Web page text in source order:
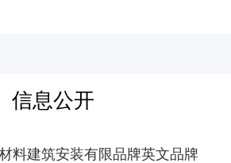
信息公开
建筑安装有限品牌英文品牌